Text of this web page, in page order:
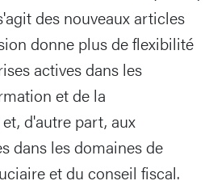
des nouveaux articles
donne plus de flexibilité
actives dans les
et de la
d'autre part, aux
dans les domaines de
et du conseil fiscal.